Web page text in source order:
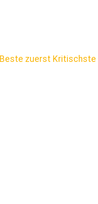
Beste zuerst Kritischste